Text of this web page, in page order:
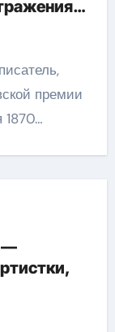
и
премии
1870…
—